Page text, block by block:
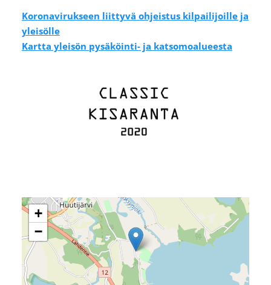
Koronavirukseen liittyvä ohjeistus kilpailijoille ja
yleisölle
Kartta yleisön pysäköinti- ja katsomoalueesta
+
−